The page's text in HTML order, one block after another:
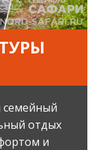
семейный
отдых
и